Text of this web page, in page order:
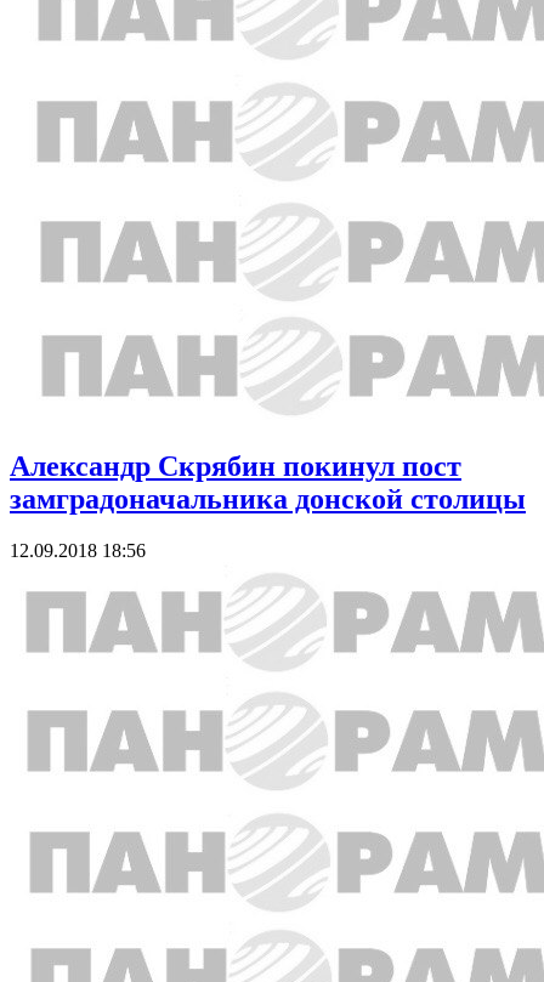
Александр Скрябин покинул пост
замградоначальника донской столицы
12.09.2018 18:56